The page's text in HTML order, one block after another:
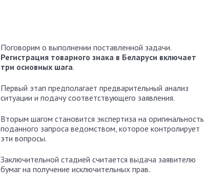
Поговорим о выполнении поставленной задачи.
Регистрация товарного знака в Беларуси включает
три основных шага.
Первый этап предполагает предварительный анализ
ситуации и подачу соответствующего заявления.
Вторым шагом становится экспертиза на оригинальность
поданного запроса ведомством, которое контролирует
эти вопросы.
Заключительной стадией считается выдача заявителю
бумаг на получение исключительных прав.